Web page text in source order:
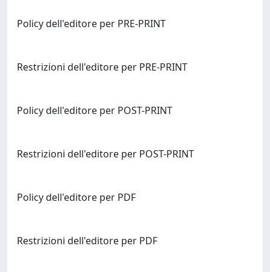
Policy dell'editore per PRE-PRINT
Restrizioni dell'editore per PRE-PRINT
Policy dell'editore per POST-PRINT
Restrizioni dell'editore per POST-PRINT
Policy dell'editore per PDF
Restrizioni dell'editore per PDF